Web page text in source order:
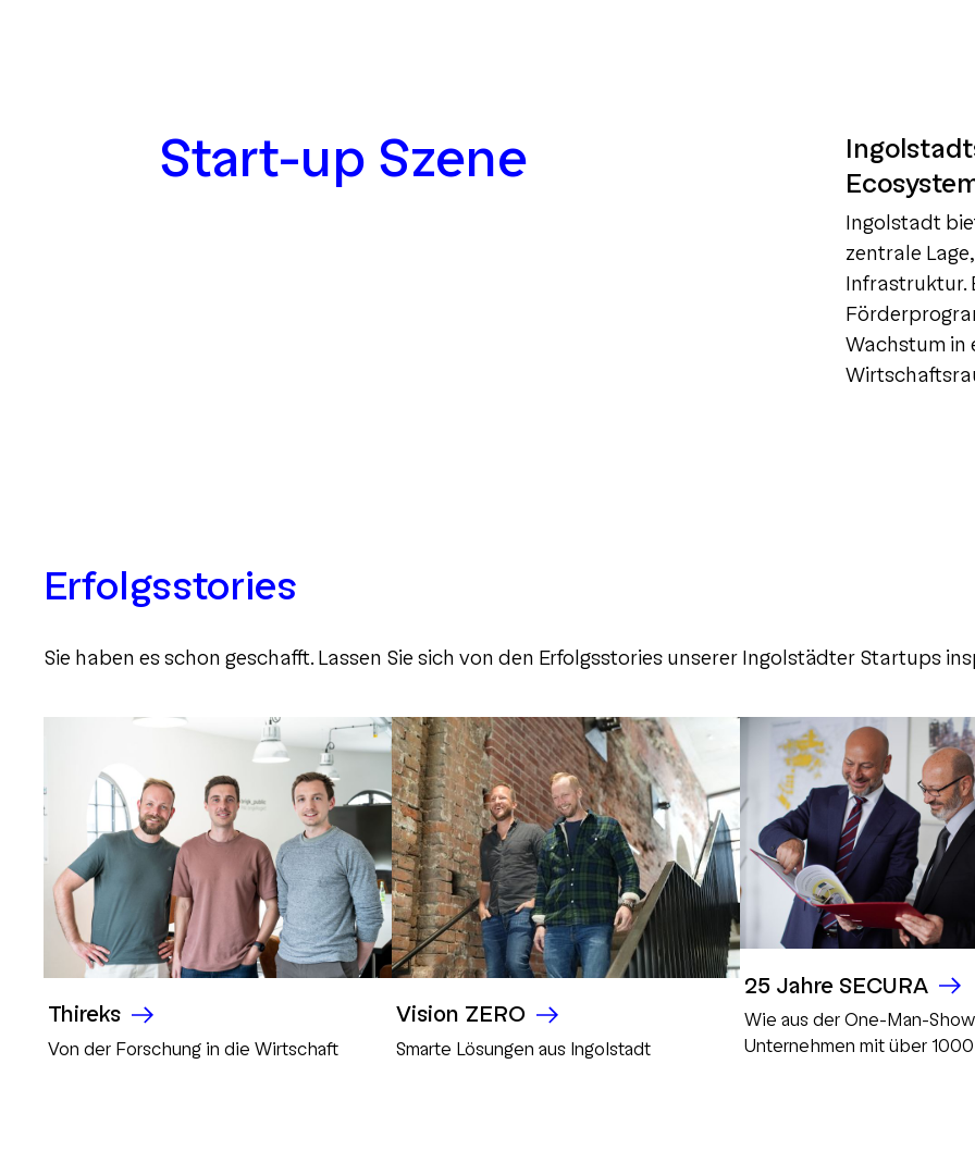
Start-up Szene
Ingolstadt
zentrale
Infrastruktur.
Wachstum in
Erfolgsstories
Sie haben es schon geschafft. Lassen Sie sich von den Erfolgsstories unserer Ingolstädter Startups
Thireks
Von der Forschung in die Wirtschaft
Vision ZERO
Smarte Lösungen aus Ingolstadt
25 Jahre SECURA
Wie aus der One-Man-
Unternehmen mit über